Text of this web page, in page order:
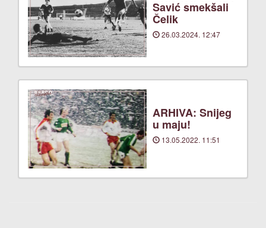
Savić smekšali
Čelik
26.03.2024. 12:47
ARHIVA: Snijeg
u maju!
13.05.2022. 11:51